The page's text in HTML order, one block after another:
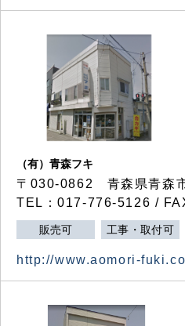
（有）青森フキ
〒030-0862 青森県青森
TEL：017-776-5126 /
販売可 工事・取付可
http://www.aomori-